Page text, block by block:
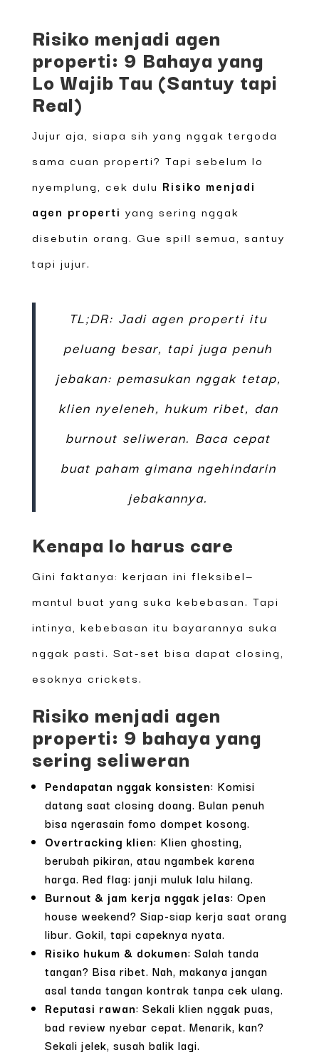
Risiko menjadi agen
properti: 9 Bahaya yang
Lo Wajib Tau (Santuy tapi
Real)
Jujur aja, siapa sih yang nggak tergoda
sama cuan properti? Tapi sebelum lo
nyemplung, cek dulu Risiko menjadi
agen properti yang sering nggak
disebutin orang. Gue spill semua, santuy
tapi jujur.
TL;DR: Jadi agen properti itu
peluang besar, tapi juga penuh
jebakan: pemasukan nggak tetap,
klien nyeleneh, hukum ribet, dan
burnout seliweran. Baca cepat
buat paham gimana ngehindarin
jebakannya.
Kenapa lo harus care
Gini faktanya: kerjaan ini fleksibel—
mantul buat yang suka kebebasan. Tapi
intinya, kebebasan itu bayarannya suka
nggak pasti. Sat-set bisa dapat closing,
esoknya crickets.
Risiko menjadi agen
properti: 9 bahaya yang
sering seliweran
Pendapatan nggak konsisten: Komisi
datang saat closing doang. Bulan penuh
bisa ngerasain fomo dompet kosong.
Overtracking klien: Klien ghosting,
berubah pikiran, atau ngambek karena
harga. Red flag: janji muluk lalu hilang.
Burnout & jam kerja nggak jelas: Open
house weekend? Siap-siap kerja saat orang
libur. Gokil, tapi capeknya nyata.
Risiko hukum & dokumen: Salah tanda
tangan? Bisa ribet. Nah, makanya jangan
asal tanda tangan kontrak tanpa cek ulang.
Reputasi rawan: Sekali klien nggak puas,
bad review nyebar cepat. Menarik, kan?
Sekali jelek, susah balik lagi.